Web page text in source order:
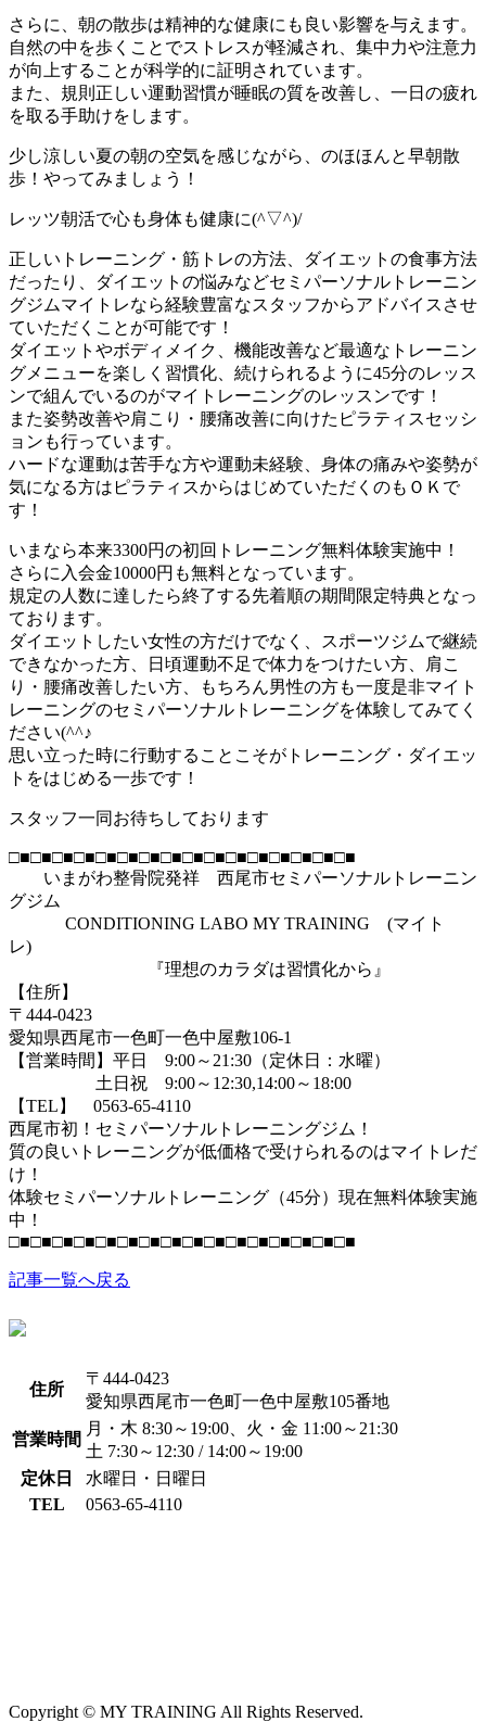
さらに、朝の散歩は精神的な健康にも良い影響を与えます。
自然の中を歩くことでストレスが軽減され、集中力や注意力
が向上することが科学的に証明されています。
また、規則正しい運動習慣が睡眠の質を改善し、一日の疲れ
を取る手助けをします。
少し涼しい夏の朝の空気を感じながら、のほほんと早朝散
歩！やってみましょう！
レッツ朝活で心も身体も健康に(^▽^)/
正しいトレーニング・筋トレの方法、ダイエットの食事方法
だったり、ダイエットの悩みなどセミパーソナルトレーニン
グジムマイトレなら経験豊富なスタッフからアドバイスさせ
ていただくことが可能です！
ダイエットやボディメイク、機能改善など最適なトレーニン
グメニューを楽しく習慣化、続けられるように45分のレッス
ンで組んでいるのがマイトレーニングのレッスンです！
また姿勢改善や肩こり・腰痛改善に向けたピラティスセッシ
ョンも行っています。
ハードな運動は苦手な方や運動未経験、身体の痛みや姿勢が
気になる方はピラティスからはじめていただくのもＯＫで
す！
いまなら本来3300円の初回トレーニング無料体験実施中！
さらに入会金10000円も無料となっています。
規定の人数に達したら終了する先着順の期間限定特典となっ
ております。
ダイエットしたい女性の方だけでなく、スポーツジムで継続
できなかった方、日頃運動不足で体力をつけたい方、肩こ
り・腰痛改善したい方、もちろん男性の方も一度是非マイト
レーニングのセミパーソナルトレーニングを体験してみてく
ださい(^^♪
思い立った時に行動することこそがトレーニング・ダイエッ
トをはじめる一歩です！
スタッフ一同お待ちしております
□■□■□■□■□■□■□■□■□■□■□■□■□■□■□■□■
いまがわ整骨院発祥 西尾市セミパーソナルトレーニン
グジム
CONDITIONING LABO MY TRAINING (マイト
レ)
『理想のカラダは習慣化から』
【住所】
〒444-0423
愛知県西尾市一色町一色中屋敷106-1
【営業時間】平日 9:00～21:30（定休日：水曜）
土日祝 9:00～12:30,14:00～18:00
【TEL】 0563-65-4110
西尾市初！セミパーソナルトレーニングジム！
質の良いトレーニングが低価格で受けられるのはマイトレだ
け！
体験セミパーソナルトレーニング（45分）現在無料体験実施
中！
□■□■□■□■□■□■□■□■□■□■□■□■□■□■□■□■
記事一覧へ戻る
住所
〒444-0423
愛知県西尾市一色町一色中屋敷105番地
営業時間
月・木 8:30～19:00、火・金 11:00～21:30
土 7:30～12:30 / 14:00～19:00
定休日
水曜日・日曜日
TEL
0563-65-4110
Copyright © MY TRAINING All Rights Reserved.